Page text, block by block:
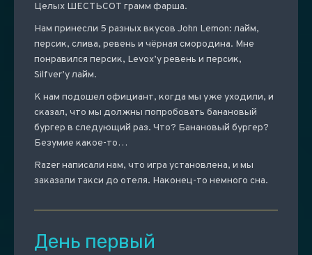
Целых ШЕСТЬСОТ грамм фарша.
Нам принесли 5 разных вкусов John Lemon: лайм,
персик, слива, ревень и чёрная смородина. Мне
понравился персик, Levox’у ревень и персик,
Silfver’у лайм.
К нам подошел официант, когда мы уже уходили, и
сказал, что мы должны попробовать банановый
бургер в следующий раз. Что? Банановый бургер?
Безумие какое-то…
Razer написали нам, что игра установлена, и мы
заказали такси до отеля. Наконец-то немного сна.
День первый